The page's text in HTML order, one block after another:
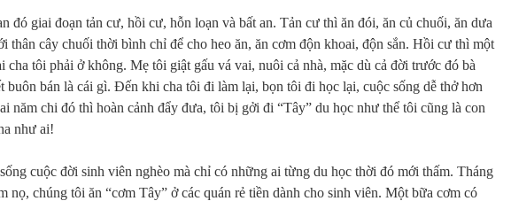
đó giai đoạn tản cư, hồi cư, hỗn loạn và bất an. Tản cư thì ăn đói, ăn củ chuối, ăn dưa
thân cây chuối thời bình chỉ để cho heo ăn, ăn cơm độn khoai, độn sắn. Hồi cư thì một
cha tôi phải ở không. Mẹ tôi giật gấu vá vai, nuôi cả nhà, mặc dù cả đời trước đó bà
buôn bán là cái gì. Đến khi cha tôi đi làm lại, bọn tôi đi học lại, cuộc sống dễ thở hơn
năm chi đó thì hoàn cảnh đẩy đưa, tôi bị gởi đi “Tây” du học như thể tôi cũng là con
như ai!
cuộc đời sinh viên nghèo mà chỉ có những ai từng du học thời đó mới thấm. Tháng
nọ, chúng tôi ăn “cơm Tây” ở các quán rẻ tiền dành cho sinh viên. Một bữa cơm có